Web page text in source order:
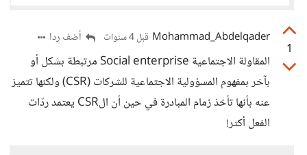
1
Mohammad_Abdelqader قبل 4 سنوات أضف ردا
المقاولة الاجتماعية Social enterprise مرتبطة بشكل أو
بآخر بمفهوم المسؤولية الاجتماعية للشركات (CSR) ولكنها تتميز
عنه بأنها تأخذ زمام المبادرة في حين أن الCSR يعتمد ردّات
الفعل أكثر!